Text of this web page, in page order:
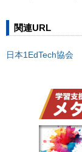
関連URL
日本1EdTech協会